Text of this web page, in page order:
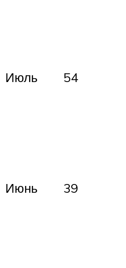
Июль 54
Июнь 39